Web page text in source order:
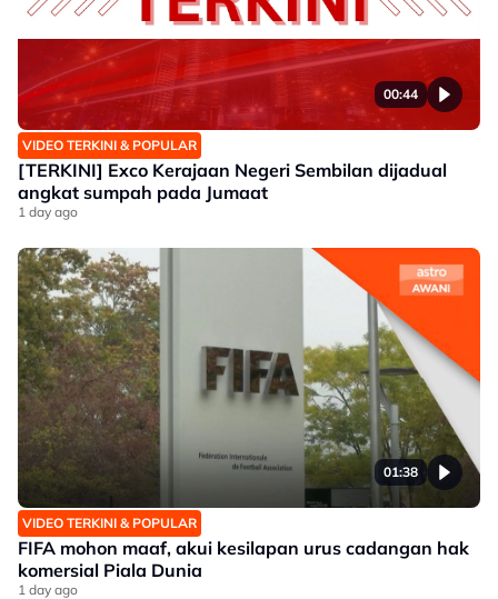
00:44
VIDEO TERKINI & POPULAR
[TERKINI] Exco Kerajaan Negeri Sembilan dijadual
angkat sumpah pada Jumaat
1 day ago
01:38
VIDEO TERKINI & POPULAR
FIFA mohon maaf, akui kesilapan urus cadangan hak
komersial Piala Dunia
1 day ago